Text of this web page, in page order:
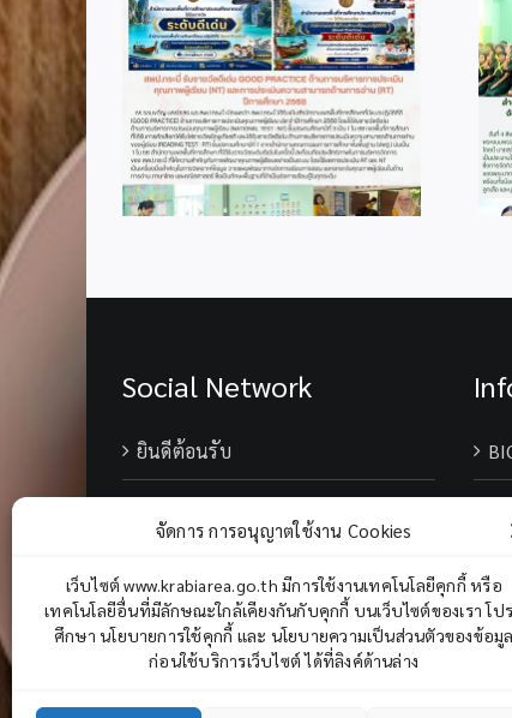
จัดการ การอนุญาตใช้งาน Cookies
เว็บไซต์ www.krabiarea.go.th มีการใช้งานเทคโนโลยีคุกกี้ หรือ
เทคโนโลยีอื่นที่มีลักษณะใกล้เคียงกันกับคุกกี้ บนเว็บไซต์ของเรา โป
ศึกษา นโยบายการใช้คุกกี้ และ นโยบายความเป็นส่วนตัวของข้อมูล
ก่อนใช้บริการเว็บไซต์ ได้ที่ลิงค์ด้านล่าง
info 4-1
Social Network
ยินดีต้อนรับ